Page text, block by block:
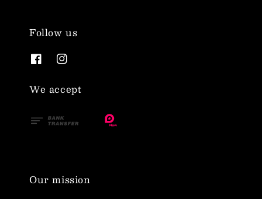
Follow us
We accept
Our mission